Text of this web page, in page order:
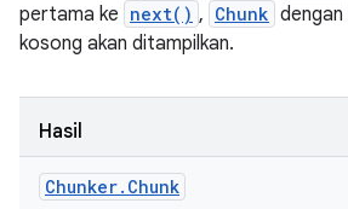
pertama ke next() , Chunk dengan
kosong akan ditampilkan.
Hasil
Chunker. Chunk